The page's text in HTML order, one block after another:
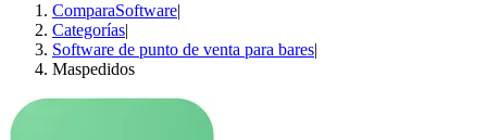
ComparaSoftware|
Categorías|
Software de punto de venta para bares|
Maspedidos